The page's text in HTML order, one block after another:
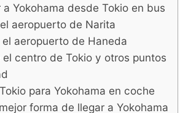
a Yokohama desde Tokio en bus
aeropuerto de Narita
el aeropuerto de Haneda
el centro de Tokio y otros puntos
para Yokohama en coche
forma de llegar a Yokohama